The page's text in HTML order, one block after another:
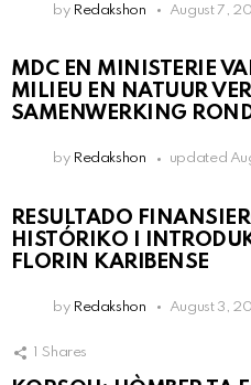
by Redakshon August 7,
MDC EN MINISTERIE
MILIEU EN NATUUR
SAMENWERKING
by Redakshon updated
RESULTADO
HISTÓRIKO I
FLORIN KARIBENSE
by Redakshon August 3,
1 Shares